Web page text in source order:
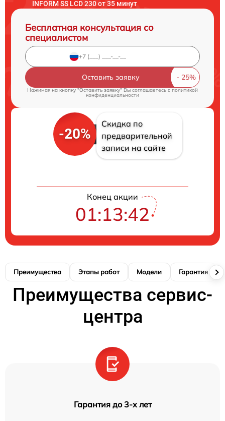
INFORM SS LCD 230 от 35 минут
Бесплатная консультация со
специалистом
Оставить заявку
Нажимая на кнопку "Оставить заявку" Вы соглашаетесь cполитикой
конфиденциальности
-20%
Скидка по
предварительной
записи на сайте
Конец акции
01:13:41
Преимущества Этапы работ Модели Гарантия
Преимущества сервис-
центра
Гарантия до 3-х лет